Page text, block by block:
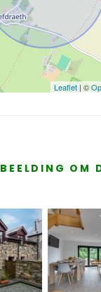
Leaflet | ©
OM